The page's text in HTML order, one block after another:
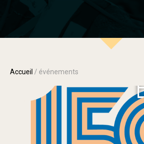
Accueil / événements